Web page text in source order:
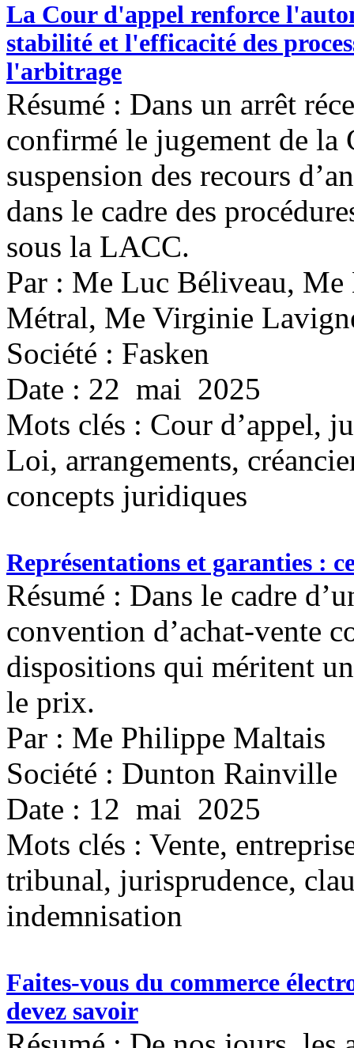
La Cour d'appel renforce
stabilité et l'efficacité des
l'arbitrage
Résumé : Dans un arrêt
confirmé le jugement de la
suspension des recours
dans le cadre des
sous la LACC.
Par : Me Luc Béliveau,
Métral, Me Virginie
Société : Fasken
Date : 22 mai 2025
Mots clés : Cour d’appel,
Loi, arrangements,
concepts juridiques
Représentations et garanties :
Résumé : Dans le cadre
convention d’achat-vente
dispositions qui méritent
le prix.
Par : Me Philippe Maltais
Société : Dunton Rainville
Date : 12 mai 2025
Mots clés : Vente,
tribunal, jurisprudence,
indemnisation
Faites-vous du commerce
devez savoir